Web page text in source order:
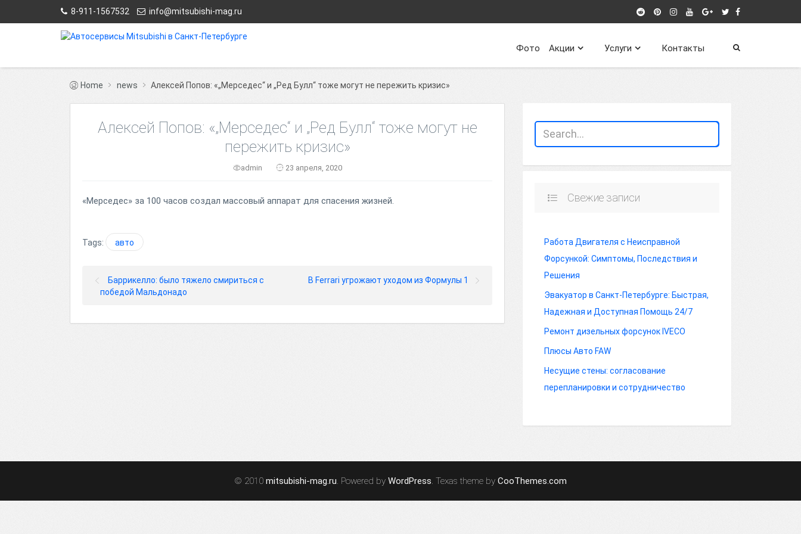
8-911-1567532 info@mitsubishi-mag.ru
Контакты
Услуги
Акции
Фото
Home news Алексей Попов: «„Мерседес“ и „Ред Булл“ тоже могут не пережить кризис»
Алексей Попов: «„Мерседес“ и „Ред Булл“ тоже могут не
пережить кризис»
admin 23 апреля, 2020
«Мерседес» за 100 часов создал массовый аппарат для спасения жизней.
Tags: авто
Баррикелло: было тяжело смириться с
победой Мальдонадо
В Ferrari угрожают уходом из Формулы 1
Свежие записи
Работа Двигателя с Неисправной
Форсункой: Симптомы, Последствия и
Решения
Эвакуатор в Санкт-Петербурге: Быстрая,
Надежная и Доступная Помощь 24/7
Ремонт дизельных форсунок IVECO
Плюсы Авто FAW
Несущие стены: согласование
перепланировки и сотрудничество
© 2010 mitsubishi-mag.ru. Powered by WordPress. Texas theme by CooThemes.com